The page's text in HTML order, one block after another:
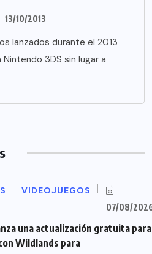
13/10/2013
lanzados durante el 2013
3DS sin lugar a
VIDEOJUEGOS
07/08/
una actualización gratuita para
Wildlands para